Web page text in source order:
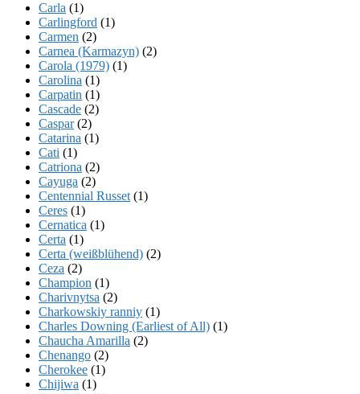
Carla (1)
Carlingford (1)
Carmen (2)
Carnea (Karmazyn) (2)
Carola (1979) (1)
Carolina (1)
Carpatin (1)
Cascade (2)
Caspar(2)
Catarina (1)
Cati (1)
Catriona (2)
Cayuga (2)
Centennial Russet (1)
Ceres (1)
Cernatica (1)
Certa (1)
Certa (weißblühend) (2)
Ceza (2)
Champion (1)
Charivnytsa (2)
Charkowskiy ranniy (1)
Charles Downing (Earliest of All) (1)
Chaucha Amarilla (2)
Chenango (2)
Cherokee (1)
Chijiwa (1)